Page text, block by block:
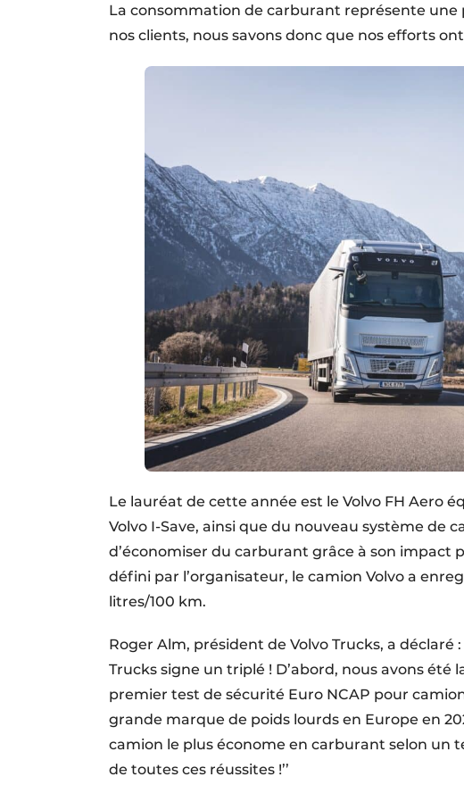
La consommation de carburant représente
nos clients, nous savons donc que nos efforts ont
Le lauréat de cette année est le Volvo FH Aero
Volvo I-Save, ainsi que du nouveau système de
d’économiser du carburant grâce à son impact
défini par l’organisateur, le camion Volvo a
litres/100 km.
Roger Alm, président de Volvo Trucks, a déclaré
Trucks signe un triplé ! D’abord, nous avons
premier test de sécurité Euro NCAP pour
grande marque de poids lourds en Europe en
camion le plus économe en carburant selon un
de toutes ces réussites !’’